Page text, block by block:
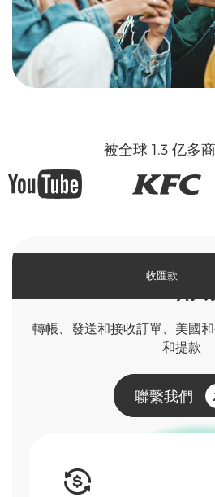
被全球 1.3 亿多
VA 賬
轉帳、發送和接收訂單、美國
和提款
聯繫我們
收匯款